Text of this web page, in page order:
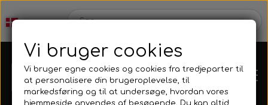
Vi bruger cookies
Vi bruger egne cookies og cookies fra tredjeparter til
at personalisere din brugeroplevelse, til
markedsføring og til at undersøge, hvordan vores
hjemmeside anvendes af besøgende. Du kan altid